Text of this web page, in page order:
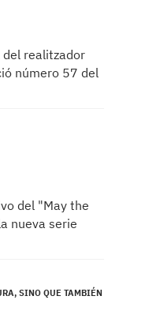
del realitzador
número 57 del
del "May the
nueva serie
SINO QUE TAMBIÉN